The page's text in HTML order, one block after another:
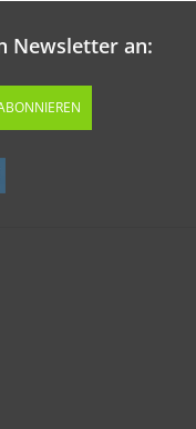
Newsletter an: